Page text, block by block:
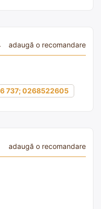
adaugă o recomandare
737; 0268522605
adaugă o recomandare